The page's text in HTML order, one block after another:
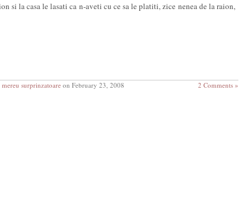
si la casa le lasati ca n-aveti cu ce sa le platiti, zice nenea de la raion,
surprinzatoareon February 23, 2008 2 Comments »